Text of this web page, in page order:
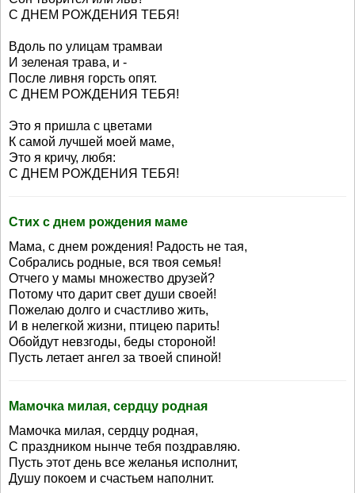
С ДНЕМ РОЖДЕНИЯ ТЕБЯ!
Вдоль по улицам трамваи
И зеленая трава, и -
После ливня горсть опят.
С ДНЕМ РОЖДЕНИЯ ТЕБЯ!
Это я пришла с цветами
К самой лучшей моей маме,
Это я кричу, любя:
С ДНЕМ РОЖДЕНИЯ ТЕБЯ!
Стих с днем рождения маме
Мама, с днем рождения! Радость не тая,
Собрались родные, вся твоя семья!
Отчего у мамы множество друзей?
Потому что дарит свет души своей!
Пожелаю долго и счастливо жить,
И в нелегкой жизни, птицею парить!
Обойдут невзгоды, беды стороной!
Пусть летает ангел за твоей спиной!
Мамочка милая, сердцу родная
Мамочка милая, сердцу родная,
С праздником нынче тебя поздравляю.
Пусть этот день все желанья исполнит,
Душу покоем и счастьем наполнит.